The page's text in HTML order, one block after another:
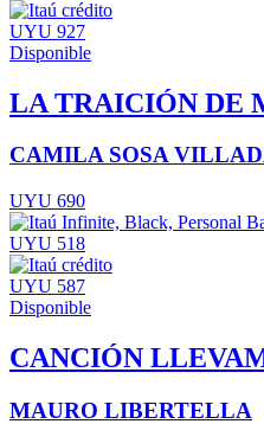
UYU 927
Disponible
LA TRAICIÓN DE
CAMILA SOSA
UYU 690
UYU 518
UYU 587
Disponible
CANCIÓN
MAURO LIBERTELLA